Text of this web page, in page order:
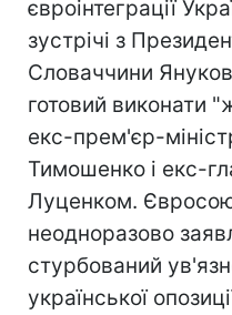
євроінтеграції
зустрічі з
Словаччини
готовий виконати
екс-прем'єр-
Тимошенко і екс-
Луценком.
неодноразово
стурбований
української